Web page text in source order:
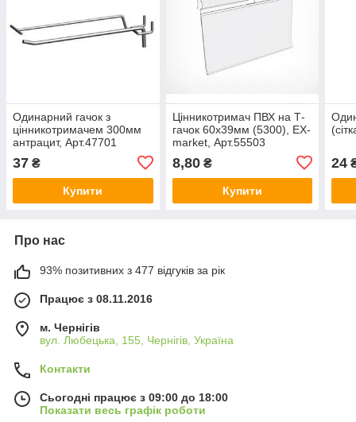
Одинарний гачок з
цінникотримачем 300мм
антрацит, Арт.47701
37 ₴
Купити
Цінникотримач ПВХ на Т-
гачок 60х39мм (5300), EX-
market, Арт.55503
8,80₴
Купити
24
Про нас
93% позитивних з 477 відгуків за рік
Працює з 08.11.2016
м. Чернігів
вул. Любецька, 155, Чернігів, Україна
Контакти
Сьогодні працює з 09:00 до 18:00
Показати весь графік роботи